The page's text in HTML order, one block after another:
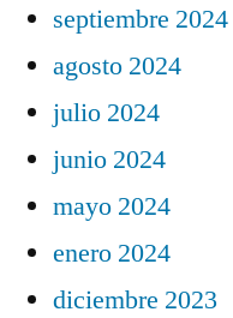
septiembre 2024
agosto 2024
julio 2024
junio 2024
mayo 2024
enero 2024
diciembre 2023